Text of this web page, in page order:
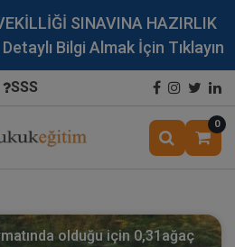
SINAVINA HAZIRLIK
Bilgi Almak İçin Tıklayın
SSS
0
olduğu için 0,31 ağaç